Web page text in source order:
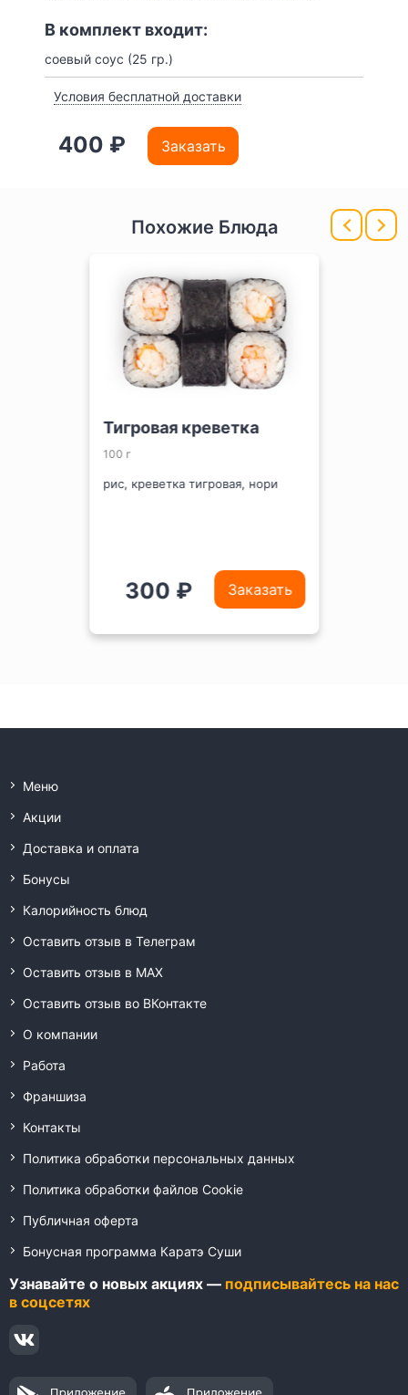
В комплект входит:
соевый соус (25 гр.)
Условия бесплатной доставки
400 ₽ Заказать
Похожие Блюда
Тигровая креветка
100 г
рис, креветка тигровая, нори
300 ₽ Заказать
Меню
Акции
Доставка и оплата
Бонусы
Калорийность блюд
Оставить отзыв в Телеграм
Оставить отзыв в MAX
Оставить отзыв во ВКонтакте
О компании
Работа
Франшиза
Контакты
Политика обработки персональных данных
Политика обработки файлов Cookie
Публичная оферта
Бонусная программа Каратэ Суши
Узнавайте о новых акциях — подписывайтесь на нас
в соцсетях